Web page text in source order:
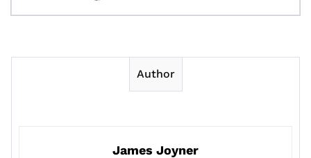
Author
James Joyner